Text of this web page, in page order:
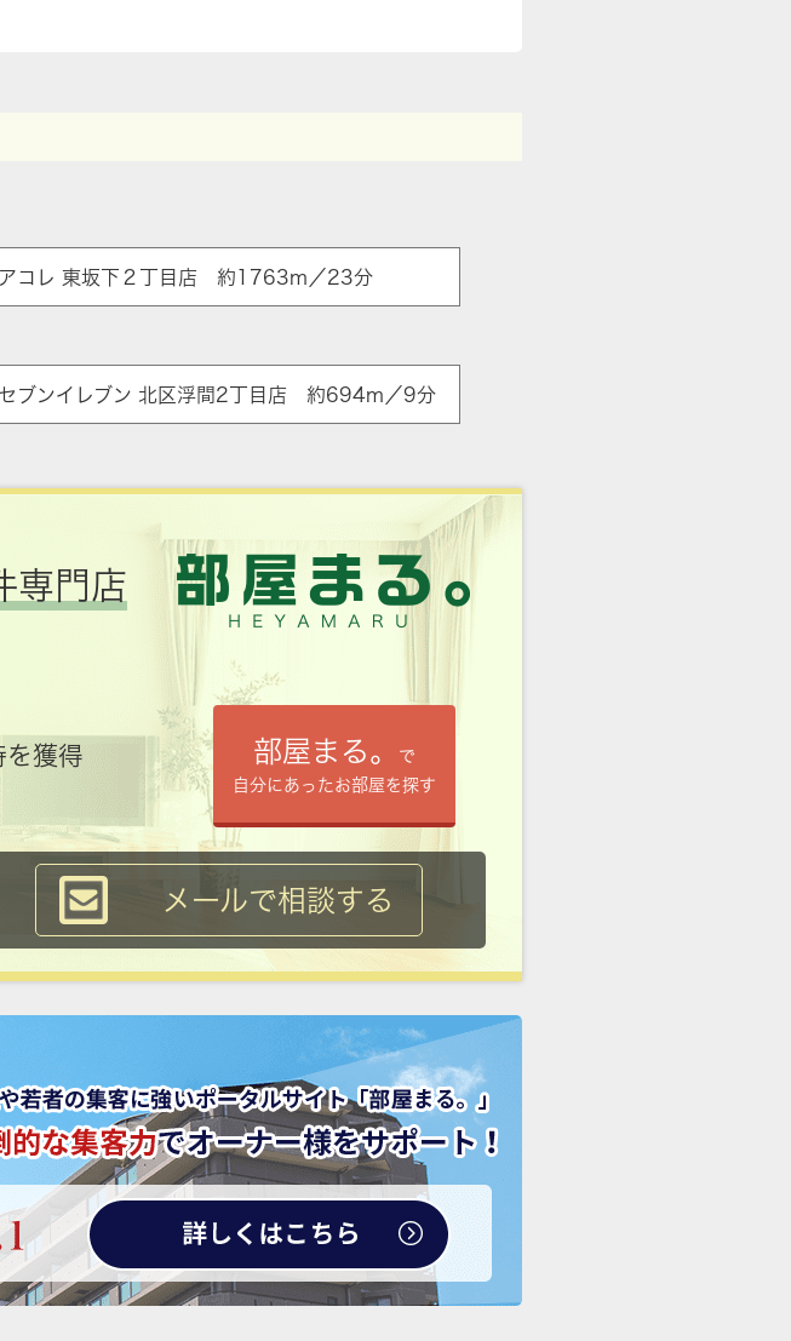
アコレ 東坂下２丁目店 約1763m／23分
セブンイレブン 北区浮間2丁目店 約694m／9分
専門店
獲得 部屋まる。
で
自分にあったお部屋を探す
メールで相談する